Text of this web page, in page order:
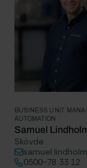
BUSINESS UNIT
AUTOMATION
Samuel
Skövde
0500-78 33 12